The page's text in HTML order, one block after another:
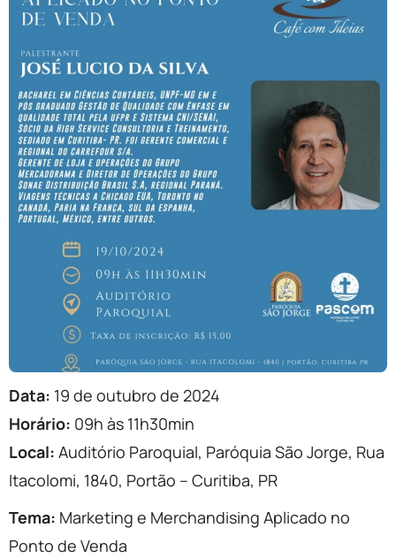
Data: 19 de outubro de 2024
Horário: 09h às 11h30min
Local: Auditório Paroquial, Paróquia São Jorge, Rua
Itacolomi, 1840, Portão – Curitiba, PR
Tema: Marketing e Merchandising Aplicado no
Ponto de Venda